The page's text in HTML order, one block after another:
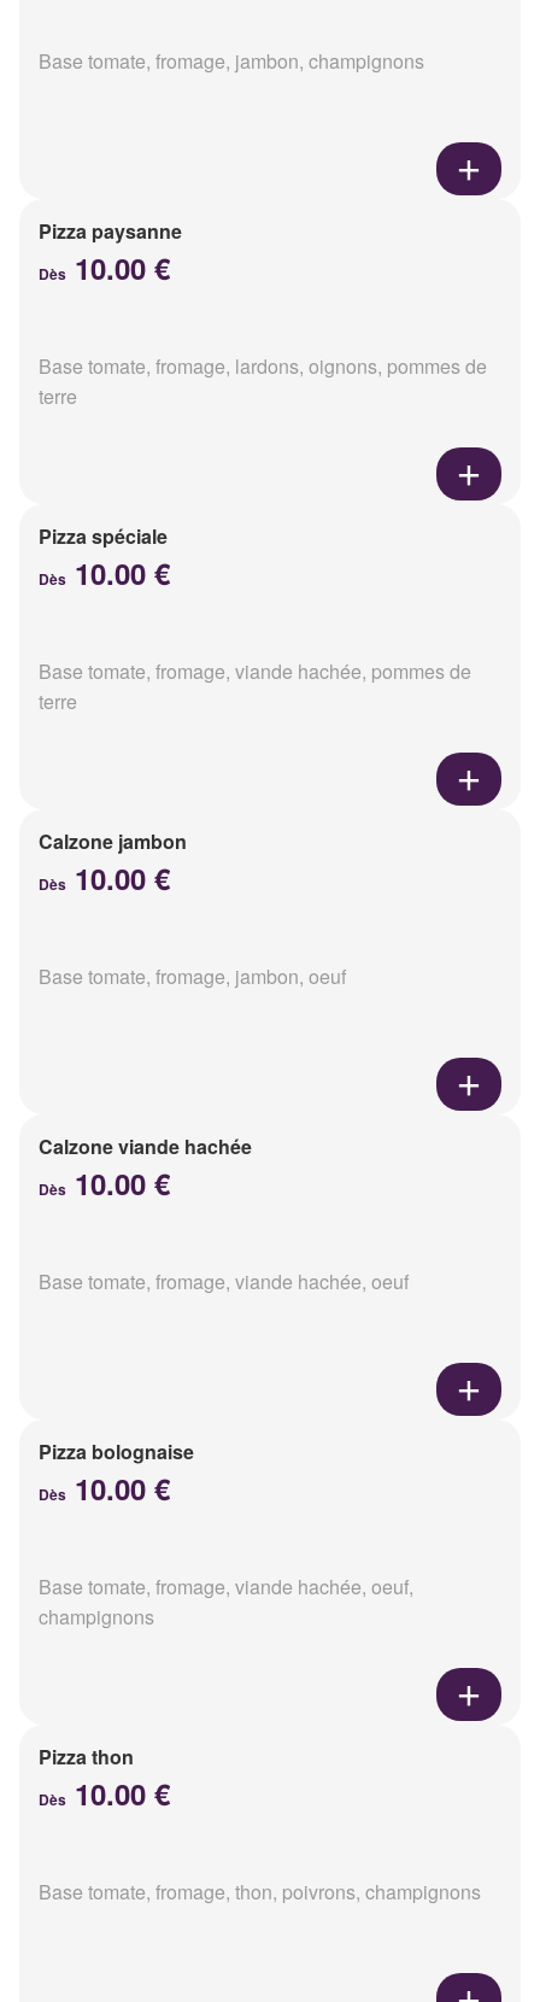
Base tomate, fromage, jambon, champignons
Pizza paysanne
Dès 10.00 €
Base tomate, fromage, lardons, oignons, pommes de
terre
Pizza spéciale
Dès 10.00 €
Base tomate, fromage, viande hachée, pommes de
terre
Calzone jambon
Dès 10.00 €
Base tomate, fromage, jambon, oeuf
Calzone viande hachée
Dès 10.00 €
Base tomate, fromage, viande hachée, oeuf
Pizza bolognaise
Dès 10.00 €
Base tomate, fromage, viande hachée, oeuf,
champignons
Pizza thon
Dès 10.00 €
Base tomate, fromage, thon, poivrons, champignons